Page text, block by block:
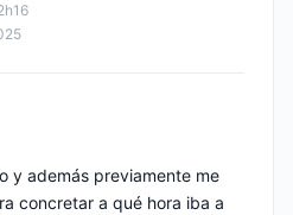
y además previamente me
concretar a qué hora iba a